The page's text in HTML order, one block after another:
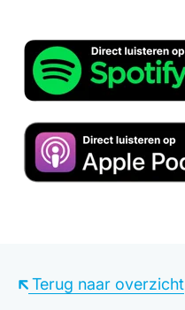
Terug naar overzicht